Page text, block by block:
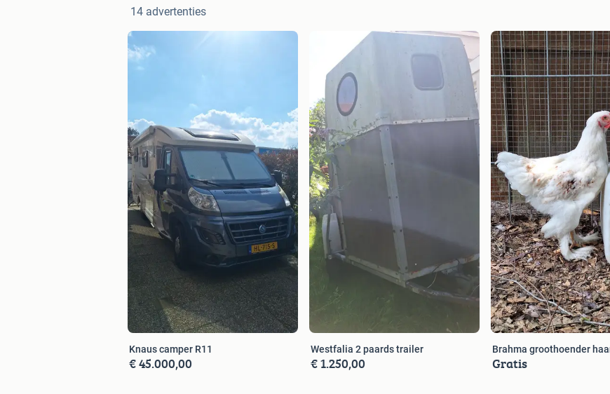
14 advertenties
Knaus camper R11
€ 45.000,00
Westfalia 2 paards trailer
€ 1.250,00
Brahma groothoender
Gratis